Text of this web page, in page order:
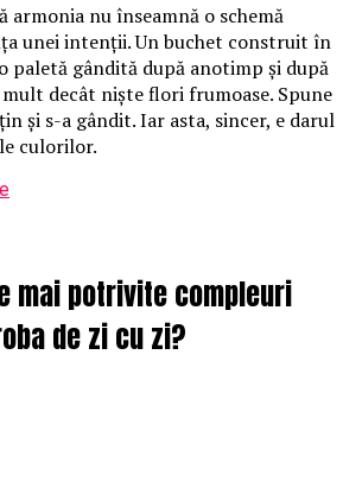
armonia nu înseamnă o schemă
unei intenții. Un buchet construit în
paletă gândită după anotimp și după
decât niște flori frumoase. Spune
și s-a gândit. Iar asta, sincer, e darul
culorilor.
mai potrivite compleuri
de zi cu zi?